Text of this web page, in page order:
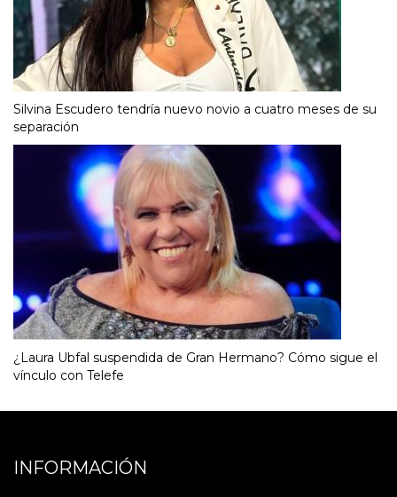
Silvina Escudero tendría nuevo novio a cuatro meses de su
separación
¿Laura Ubfal suspendida de Gran Hermano? Cómo sigue el
vínculo con Telefe
INFORMACIÓN